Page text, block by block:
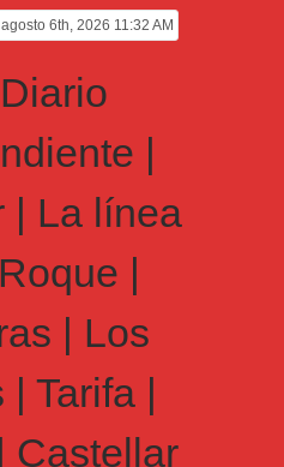
agosto 6th, 2026 11:32 AM